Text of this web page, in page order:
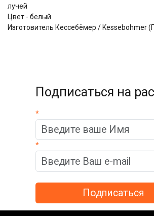
лучей
Цвет - белый
Изготовитель Кессебёмер / Kessebohmer
Подписаться на
*
*